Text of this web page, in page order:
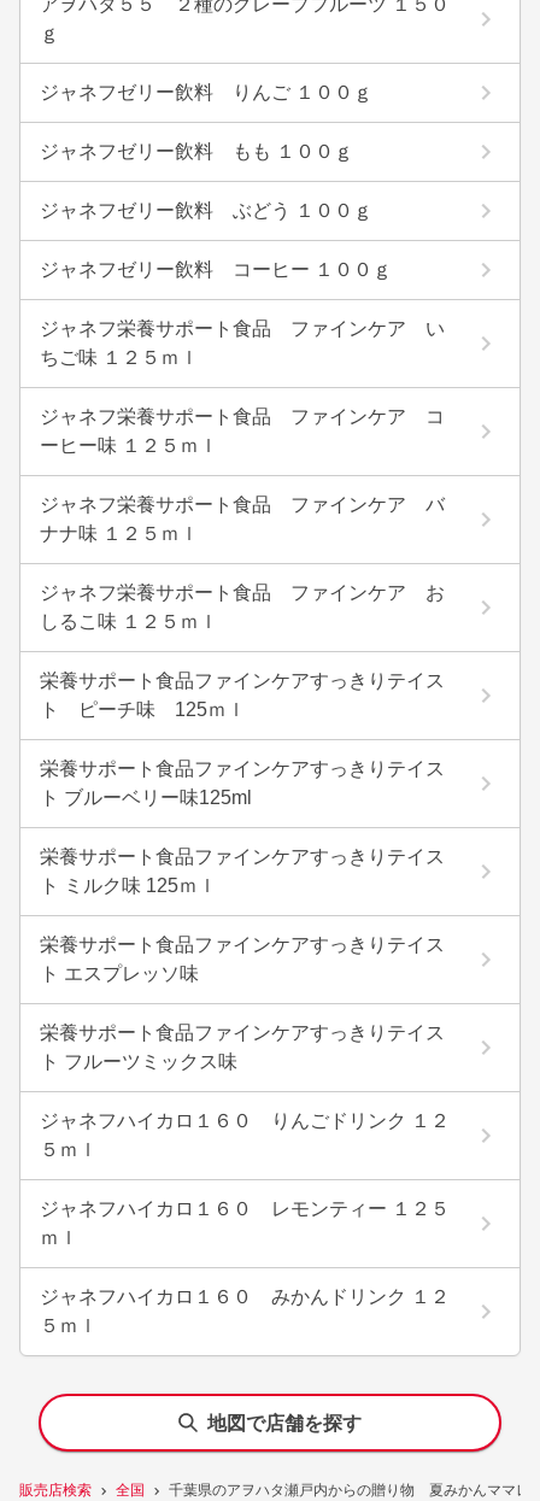
販売店検索 全国 千葉県のアヲハタ瀬戸内からの贈り物 夏みかんママレ
アヲハタ５５ ２種のグレープフルーツ １５０
ｇ
ジャネフゼリー飲料 りんご １００ｇ
ジャネフゼリー飲料 もも １００ｇ
ジャネフゼリー飲料 ぶどう １００ｇ
ジャネフゼリー飲料 コーヒー １００ｇ
ジャネフ栄養サポート食品 ファインケア い
ちご味 １２５ｍｌ
ジャネフ栄養サポート食品 ファインケア コ
ーヒー味 １２５ｍｌ
ジャネフ栄養サポート食品 ファインケア バ
ナナ味 １２５ｍｌ
ジャネフ栄養サポート食品 ファインケア お
しるこ味 １２５ｍｌ
栄養サポート食品ファインケアすっきりテイス
ト ピーチ味 125ｍｌ
栄養サポート食品ファインケアすっきりテイス
ト ブルーベリー味125ml
栄養サポート食品ファインケアすっきりテイス
ト ミルク味 125ｍｌ
栄養サポート食品ファインケアすっきりテイス
ト エスプレッソ味
栄養サポート食品ファインケアすっきりテイス
ト フルーツミックス味
ジャネフハイカロ１６０ りんごドリンク １２
５ｍｌ
ジャネフハイカロ１６０ レモンティー １２５
ｍｌ
ジャネフハイカロ１６０ みかんドリンク １２
５ｍｌ
地図で店舗を探す